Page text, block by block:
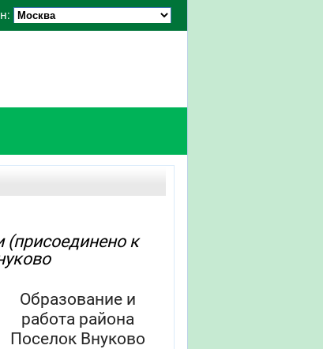
к
Образование и
работа района
Поселок Внуково